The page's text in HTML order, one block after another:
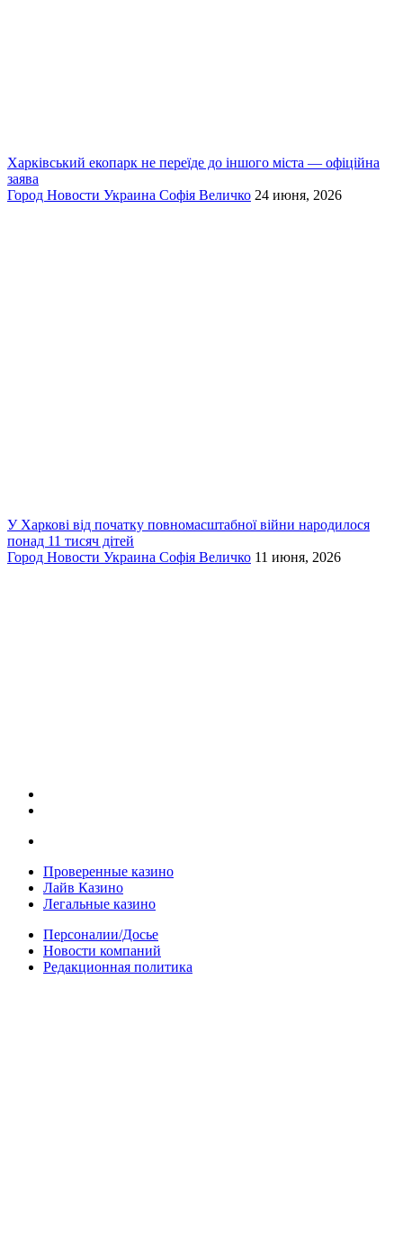
Харківський екопарк не переїде до іншого міста — офіційна
заява
Город Новости Украина Софія Величко 24 июня, 2026
У Харкові від початку повномасштабної війни народилося
понад 11 тисяч дітей
Город Новости Украина Софія Величко 11 июня, 2026
Проверенные казино
Лайв Казино
Легальные казино
Персоналии/Досье
Новости компаний
Редакционная политика